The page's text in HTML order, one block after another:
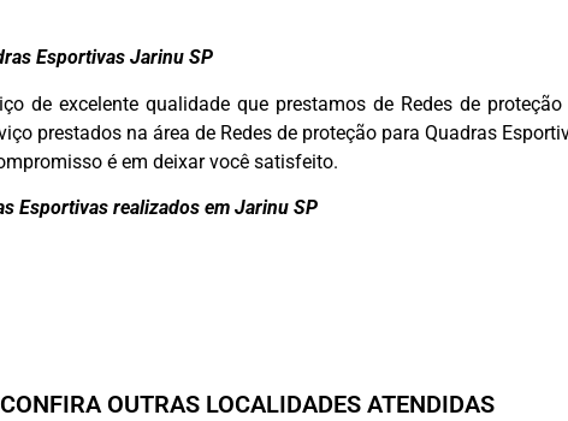
Esportivas Jarinu SP
de excelente qualidade que prestamos de Redes de
prestados na área de Redes de proteção para Quadras
é em deixar você satisfeito.
Esportivas realizados em Jarinu SP
CONFIRA OUTRAS LOCALIDADES ATENDIDAS